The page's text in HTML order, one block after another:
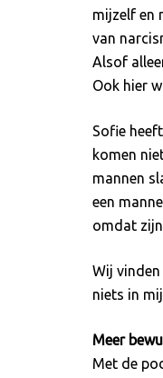
mijzelf en
van
Alsof
Ook hier
Sofie
komen
mannen
een
omdat
Wij
niets in
Meer
Met de